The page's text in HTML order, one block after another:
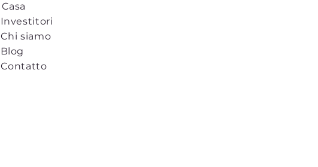
Casa
Investitori
Chi siamo
Blog
Contatto